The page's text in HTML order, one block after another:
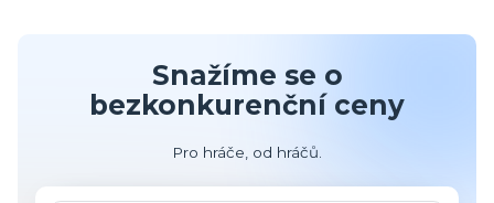
Snažíme se o
bezkonkurenční ceny
Pro hráče, od hráčů.